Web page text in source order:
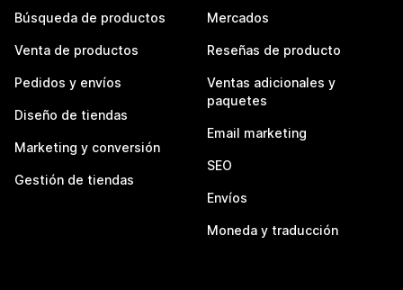
Búsqueda de productos
Venta de productos
Pedidos y envíos
Diseño de tiendas
Marketing y conversión
Gestión de tiendas
Mercados
Reseñas de producto
Ventas adicionales y
paquetes
Email marketing
SEO
Envíos
Moneda y traducción